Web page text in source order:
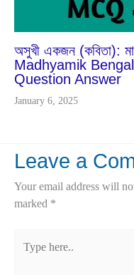
অসুখী একজন (কবিতা):
Madhyamik
Question Answer
January 6, 2025
Leave a
Your email address will
marked *
here..